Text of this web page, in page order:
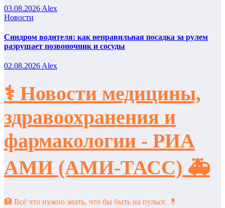
03.08.2026 Alex
Новости
Синдром водителя: как неправильная посадка за рулем
разрушает позвоночник и сосуды
02.08.2026 Alex
⚕️ Новости медицины,
здравоохранения и
фармакологии - РИА
АМИ (АМИ-ТАСС) 🚑
🏥 Всё что нужно знать, что бы быть на пульсе. 💊